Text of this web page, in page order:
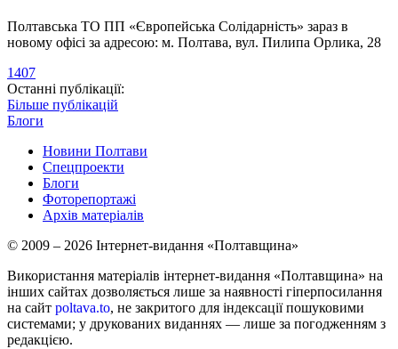
Полтавська ТО ПП «Європейська Солідарність» зараз в
новому офісі за адресою: м. Полтава, вул. Пилипа Орлика, 28
1407
Останні публікації:
Більше публікацій
Блоги
Новини Полтави
Спецпроекти
Блоги
Фоторепортажі
Архів матеріалів
© 2009 – 2026 Інтернет-видання «Полтавщина»
Використання матеріалів інтернет-видання «Полтавщина» на
інших сайтах дозволяється лише за наявності гіперпосилання
на сайт poltava.to, не закритого для індексації пошуковими
системами; у друкованих виданнях — лише за погодженням з
редакцією.